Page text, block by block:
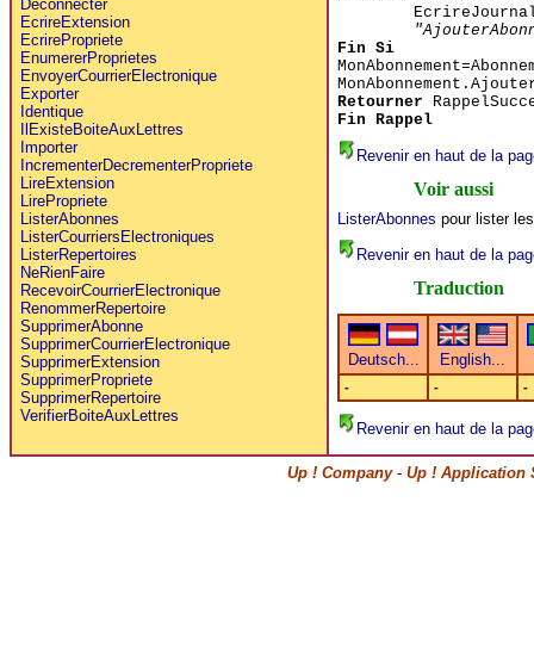
Deconnecter
EcrireExtension
EcrirePropriete
EnumererProprietes
EnvoyerCourrierElectronique
Exporter
Identique
IlExisteBoiteAuxLettres
Importer
IncrementerDecrementerPropriete
LireExtension
LirePropriete
ListerAbonnes
ListerCourriersElectroniques
ListerRepertoires
NeRienFaire
RecevoirCourrierElectronique
RenommerRepertoire
SupprimerAbonne
SupprimerCourrierElectronique
SupprimerExtension
SupprimerPropriete
SupprimerRepertoire
VerifierBoiteAuxLettres
Fin Si
Retourner
Fin Rappel
Revenir en haut de la
Voir aussi
ListerAbonnes pour lister
Revenir en haut de la
Traduction
- - -
Revenir en haut de la
Up ! Company- Up ! Application